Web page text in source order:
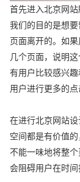
首先进入北京网
我们的目的是想
页面离开的。如
几个页面，说明
有用户比较感兴
用户进行更多的点
在进行北京网站
空间都是有价值
不能一味地将整
会阻碍用户在时间